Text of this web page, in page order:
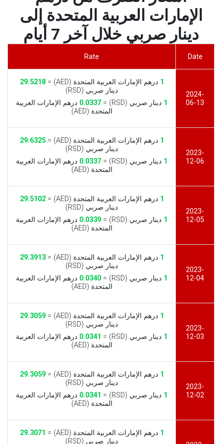
الإمارات العربية المتحدة إلى
دينار صربي خلال آخر 7 أيام
Date
Rate
2024-
06-13
1 درهم الإمارات العربية المتحدة (AED) =
29.5218
دينار صربي (RSD)
1 دينار صربي (RSD) = 0.0337 درهم الإمارات العربية
المتحدة (AED)
2023-
12-06
1 درهم الإمارات العربية المتحدة (AED) =
29.6325
دينار صربي (RSD)
1 دينار صربي (RSD) = 0.0337 درهم الإمارات العربية
المتحدة (AED)
2023-
12-05
1 درهم الإمارات العربية المتحدة (AED) =
29.5102
دينار صربي (RSD)
1 دينار صربي (RSD) = 0.0339 درهم الإمارات العربية
المتحدة (AED)
2023-
12-04
1 درهم الإمارات العربية المتحدة (AED) =
29.3913
دينار صربي (RSD)
1 دينار صربي (RSD) = 0.0340 درهم الإمارات العربية
المتحدة (AED)
2023-
12-03
1 درهم الإمارات العربية المتحدة (AED) =
29.3059
دينار صربي (RSD)
1 دينار صربي (RSD) = 0.0341 درهم الإمارات العربية
المتحدة (AED)
2023-
12-02
1 درهم الإمارات العربية المتحدة (AED) =
29.3059
دينار صربي (RSD)
1 دينار صربي (RSD) = 0.0341 درهم الإمارات العربية
المتحدة (AED)
1 درهم الإمارات العربية المتحدة (AED) =
29.3071
دينار صربي (RSD)